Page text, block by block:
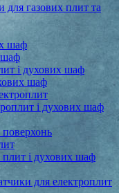
для газових плит та
шаф
шаф
і духових шаф
шаф
і духових шаф
плит і духових шаф
для електроплит